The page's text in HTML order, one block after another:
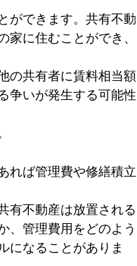
ができます。共有不動
に住むことができ、
の共有者に賃料相当額
争いが発生する可能性
れば管理費や修繕積立
有不動産は放置される
、管理費用をどのよう
になることがありま